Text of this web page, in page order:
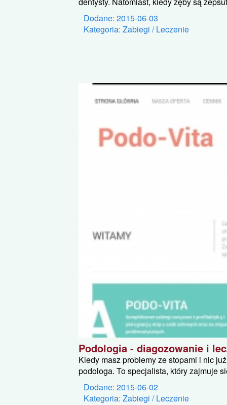
Dodane: 2015-06-03
Kategoria: Zabiegi / Leczenie
Podologia - diagozowanie i
Kiedy masz problemy ze stopami i nic
podologa. To specjalista, który zajmuje
Dodane: 2015-06-02
Kategoria: Zabiegi / Leczenie